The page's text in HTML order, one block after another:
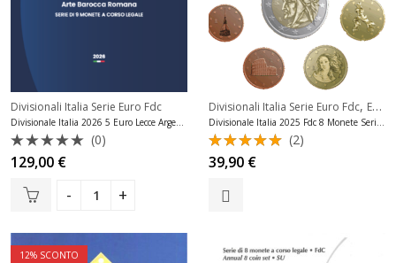
Divisionali Italia Serie Euro Fdc
Divisionale Italia 2026 5 Euro Lecce Argento Fdc
Valutato
0
su
(0)
129,00 €
Divisionali Italia Serie Euro Fdc, Emissioni Italia Ipzs 2025
Divisionale Italia 2025 Fdc 8 Monete Serie Fior di Conio
Valutato
5.00 su 5
(2)
39,90 €
12% SCONTO